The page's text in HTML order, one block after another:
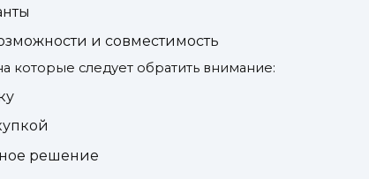
и совместимость
которые следует обратить внимание:
решение